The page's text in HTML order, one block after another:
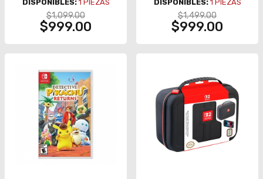
DISPONIBLES: 1 PIEZAS
$1,099.00
$999.00
DISPONIBLES: 1 PIEZAS
$1,499.00
$999.00